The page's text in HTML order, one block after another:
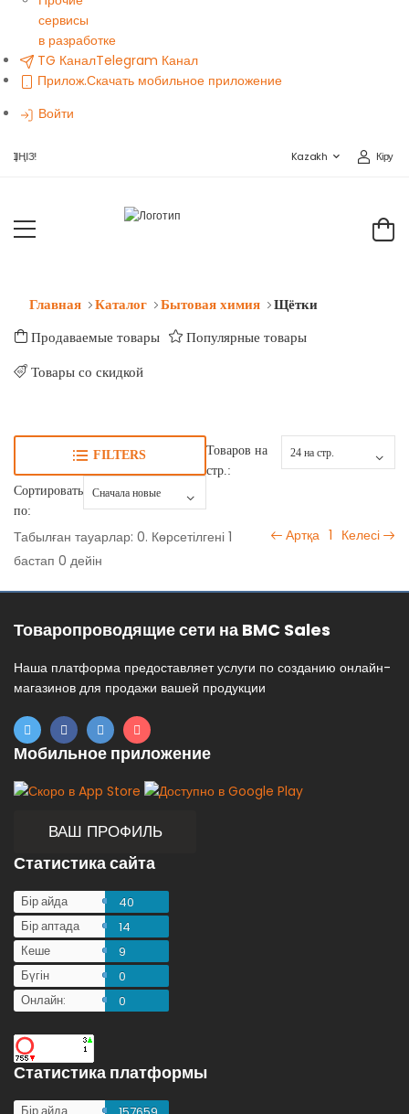
сервисы
в разработке
TG КаналTelegram Канал
Прилож.Скачать мобильное приложение
Войти
Kazakh Кіру
Главная Каталог Бытовая химия Щётки
Продаваемые товары Популярные товары
Товары со скидкой
FILTERS
Сортировать
по:
Товаров на
стр.:
Табылған тауарлар: 0. Көрсетілгені 1
бастап 0 дейін
Артқа 1 Келесі
Товаропроводящие сети на BMC Sales
Наша платформа предоставляет услуги по созданию онлайн-
магазинов для продажи вашей продукции
Мобильное приложение
ВАШ ПРОФИЛЬ
Статистика сайта
Бір айда
40
Бір аптада
14
Кеше
9
Бүгін
0
Онлайн:
0
Статистика платформы